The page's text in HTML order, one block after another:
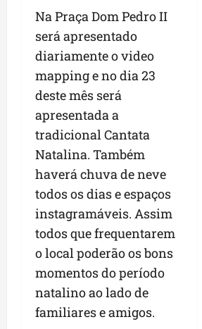
Na Praça Dom Pedro II
será apresentado
diariamente o video
mapping e no dia 23
deste mês será
apresentada a
tradicional Cantata
Natalina. Também
haverá chuva de neve
todos os dias e espaços
instagramáveis. Assim
todos que frequentarem
o local poderão os bons
momentos do período
natalino ao lado de
familiares e amigos.